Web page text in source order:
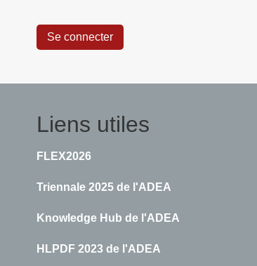
Liens utiles
FLEX2026
Triennale 2025 de l'ADEA
Knowledge Hub de l'ADEA
HLPDF 2023 de l'ADEA